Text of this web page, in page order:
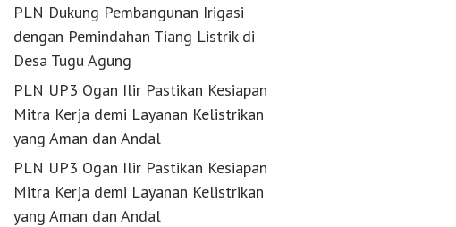
PLN Dukung Pembangunan Irigasi
dengan Pemindahan Tiang Listrik di
Desa Tugu Agung
PLN UP3 Ogan Ilir Pastikan Kesiapan
Mitra Kerja demi Layanan Kelistrikan
yang Aman dan Andal
PLN UP3 Ogan Ilir Pastikan Kesiapan
Mitra Kerja demi Layanan Kelistrikan
yang Aman dan Andal